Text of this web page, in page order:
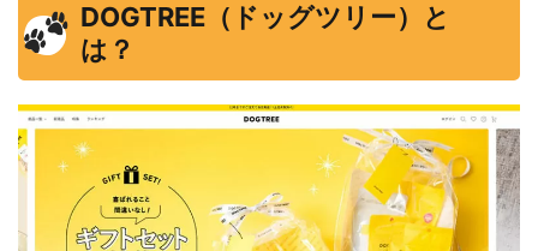
DOGTREE（ドッグツリー）と
は？